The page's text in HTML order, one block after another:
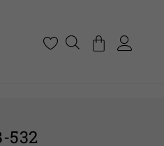
532